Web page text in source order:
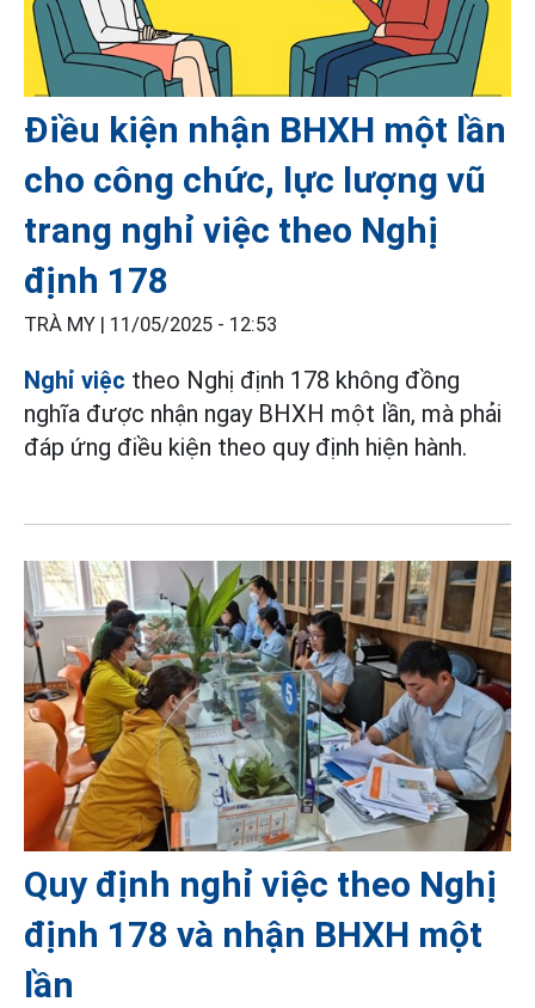
Điều kiện nhận BHXH một lần
cho công chức, lực lượng vũ
trang nghỉ việc theo Nghị
định 178
TRÀ MY | 11/05/2025 - 12:53
Nghỉ việc theo Nghị định 178 không đồng
nghĩa được nhận ngay BHXH một lần, mà phải
đáp ứng điều kiện theo quy định hiện hành.
Quy định nghỉ việc theo Nghị
định 178 và nhận BHXH một
lần